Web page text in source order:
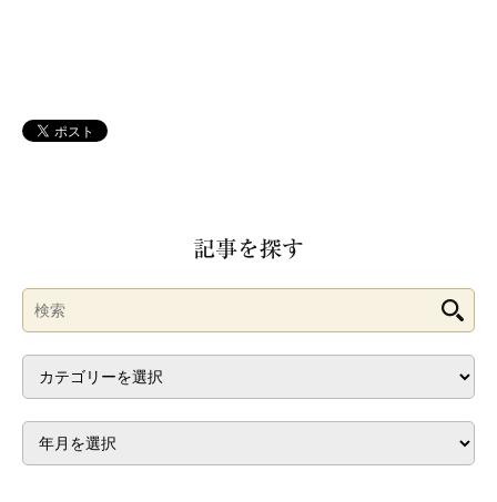
記事を探す